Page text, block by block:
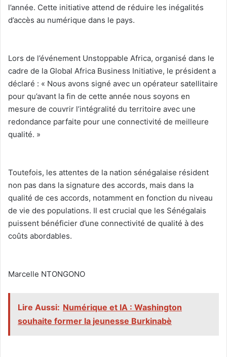
l’année. Cette initiative attend de réduire les inégalités
d’accès au numérique dans le pays.
‎Lors de l’événement Unstoppable Africa, organisé dans le
cadre de la Global Africa Business Initiative, le président a
déclaré : « Nous avons signé avec un opérateur satellitaire
pour qu’avant la fin de cette année nous soyons en
mesure de couvrir l’intégralité du territoire avec une
redondance parfaite pour une connectivité de meilleure
qualité. »
‎Toutefois, les attentes de la nation sénégalaise résident
non pas dans la signature des accords, mais dans la
qualité de ces accords, notamment en fonction du niveau
de vie des populations. Il est crucial que les Sénégalais
puissent bénéficier d’une connectivité de qualité à des
coûts abordables.
‎Marcelle NTONGONO
Lire Aussi: Numérique et IA : Washington
souhaite former la jeunesse Burkinabè